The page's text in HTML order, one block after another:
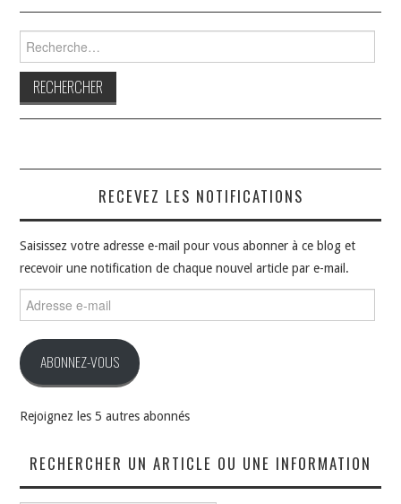
RECEVEZ LES NOTIFICATIONS
Saisissez votre adresse e-mail pour vous abonner à ce blog et
recevoir une notification de chaque nouvel article par e-mail.
e-
ABONNEZ-VOUS
Rejoignez les 5 autres abonnés
RECHERCHER UN ARTICLE OU UNE INFORMATION